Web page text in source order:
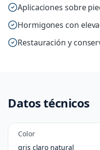
Aplicaciones sobre
Hormigones con
Restauración y
Datos técnicos
Color
gris claro natural